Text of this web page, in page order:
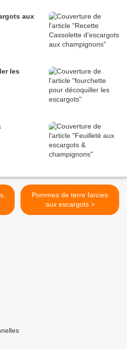
aux
les
Pommes de terre farcies
aux escargots >